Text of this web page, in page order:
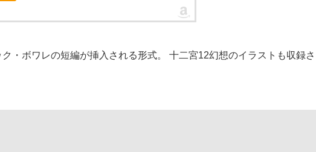
・ボワレの短編が挿入される形式。 十二宮12幻想のイラストも収録さ